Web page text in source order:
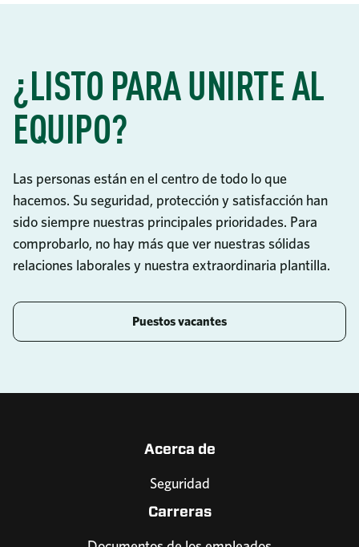
¿LISTO PARA UNIRTE AL
EQUIPO?
Las personas están en el centro de todo lo que
hacemos. Su seguridad, protección y satisfacción han
sido siempre nuestras principales prioridades. Para
comprobarlo, no hay más que ver nuestras sólidas
relaciones laborales y nuestra extraordinaria plantilla.
Puestos vacantes
Acerca de
Seguridad
Carreras